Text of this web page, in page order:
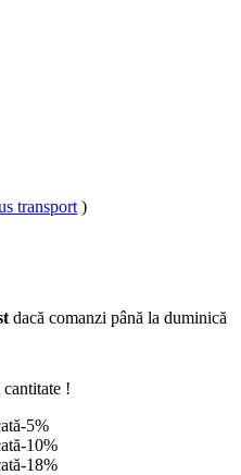
transport )
dacă comanzi până la duminică
!
-5%
-10%
-18%